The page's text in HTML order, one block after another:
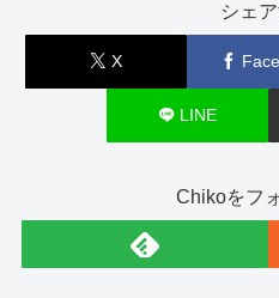
シェ
X
LINE
Chikoをフ